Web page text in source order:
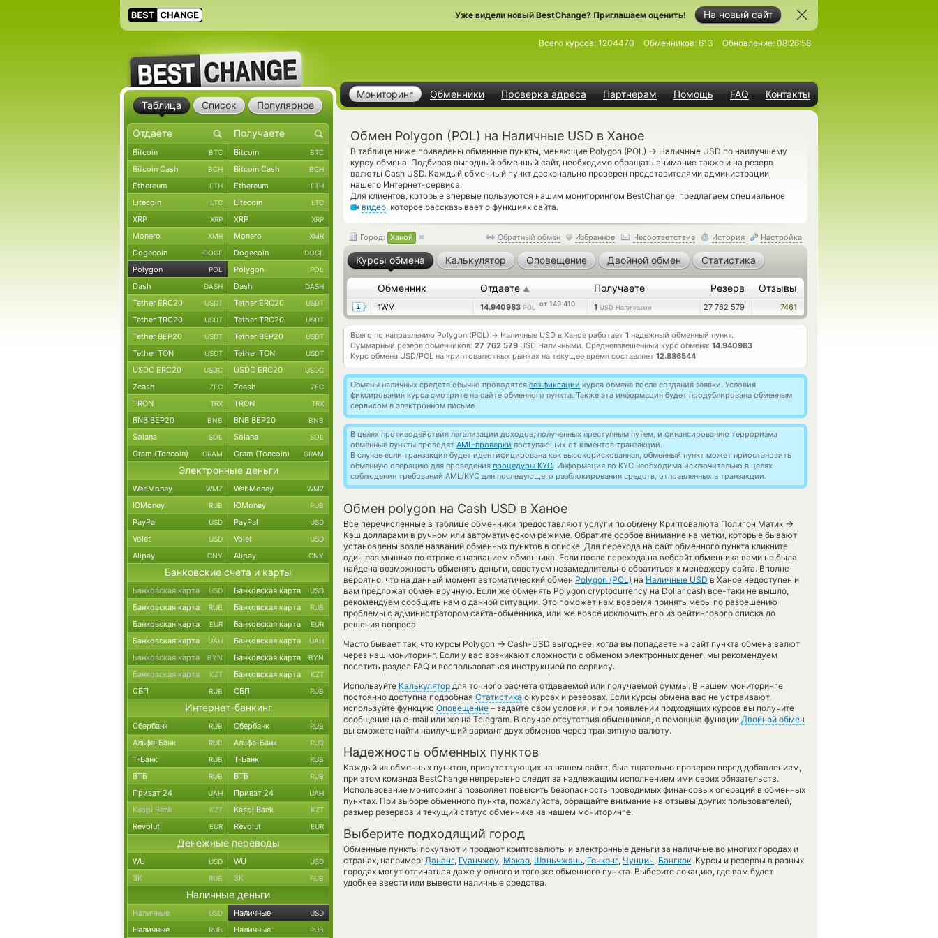
На новый сайт
Уже видели новый BestChange? Приглашаем оценить!
Мониторинг Обменники Проверка адреса Партнерам Помощь FAQ Контакты
Всего курсов: 1204470 Обменников: 613 Обновление: 08:26:58
Обмен Polygon (POL) на Наличные USD в Ханое
В таблице ниже приведены обменные пункты, меняющие Polygon (POL) → Наличные USD по наилучшему
курсу обмена. Подбирая выгодный обменный сайт, необходимо обращать внимание также и на резерв
валюты Cash USD. Каждый обменный пункт досконально проверен представителями администрации
нашего Интернет-сервиса.
Для клиентов, которые впервые пользуются нашим мониторингом BestChange, предлагаем специальное
видео, которое рассказывает о функциях сайта.
Обратный обмен Избранное Несоответствие История Настройка
Город: Ханой
Курсы обмена Калькулятор Оповещение Двойной обмен Статистика
Обменник Отдаете ▲ Получаете Резерв Отзывы
1WM 14.940983 POL от 149 410 1 USD Наличными 27 762 579 7461
Всего по направлению Polygon (POL) → Наличные USD в Ханое работает 1 надежный обменный пункт.
Суммарный резерв обменников: 27 762 579 USD Наличными. Средневзвешенный курс обмена: 14.940983
Курс обмена USD/POL на криптовалютных рынках на текущее время составляет 12.886544
Обмены наличных средств обычно проводятся без фиксации курса обмена после создания заявки. Условия
фиксирования курса смотрите на сайте обменного пункта. Также эта информация будет продублирована обменным
сервисом в электронном письме.
В целях противодействия легализации доходов, полученных преступным путем, и финансированию терроризма
обменные пункты проводят AML-проверки поступающих от клиентов транзакций.
В случае если транзакция будет идентифицирована как высокорискованная, обменный пункт может приостановить
обменную операцию для проведения процедуры KYC. Информация по KYC необходима исключительно в целях
соблюдения требований AML/KYC для последующего разблокирования средств, отправленных в транзакции.
Обмен polygon на Cash USD в Ханое
Все перечисленные в таблице обменники предоставляют услуги по обмену Криптовалюта Полигон Матик →
Кэш долларами в ручном или автоматическом режиме. Обратите особое внимание на метки, которые бывают
установлены возле названий обменных пунктов в списке. Для перехода на сайт обменного пункта кликните
один раз мышью по строке с названием обменника. Если после перехода на вебсайт обменника вами не была
найдена возможность обменять деньги, советуем незамедлительно обратиться к менеджеру сайта. Вполне
вероятно, что на данный момент автоматический обмен Polygon (POL) на Наличные USD в Ханое недоступен и
вам предложат обмен вручную. Если же обменять Polygon cryptocurrency на Dollar cash все-таки не вышло,
рекомендуем сообщить нам о данной ситуации. Это поможет нам вовремя принять меры по разрешению
проблемы с администратором сайта-обменника, или же вовсе исключить его из рейтингового списка до
решения вопроса.
Часто бывает так, что курсы Polygon → Cash-USD выгоднее, когда вы попадаете на сайт пункта обмена валют
через наш мониторинг. Если у вас возникают сложности с обменом электронных денег, мы рекомендуем
посетить раздел FAQ и воспользоваться инструкцией по сервису.
Используйте Калькулятор для точного расчета отдаваемой или получаемой суммы. В нашем мониторинге
постоянно доступна подробная Статистика о курсах и резервах. Если курсы обмена вас не устраивают,
используйте функцию Оповещение – задайте свои условия, и при появлении подходящих курсов вы получите
сообщение на e-mail или же на Telegram. В случае отсутствия обменников, с помощью функции Двойной обмен
вы сможете найти наилучший вариант двух обменов через транзитную валюту.
Надежность обменных пунктов
Каждый из обменных пунктов, присутствующих на нашем сайте, был тщательно проверен перед добавлением,
при этом команда BestChange непрерывно следит за надлежащим исполнением ими своих обязательств.
Использование мониторинга позволяет повысить безопасность проводимых финансовых операций в обменных
пунктах. При выборе обменного пункта, пожалуйста, обращайте внимание на отзывы других пользователей,
размер резервов и текущий статус обменника на нашем мониторинге.
Выберите подходящий город
Обменные пункты покупают и продают криптовалюты и электронные деньги за наличные во многих городах и
странах, например: Дананг, Гуанчжоу, Макао, Шэньчжэнь, Гонконг, Чунцин, Бангкок. Курсы и резервы в разных
городах могут отличаться даже у одного и того же обменного пункта. Выберите локацию, где вам будет
удобнее ввести или вывести наличные средства.
Таблица Список Популярное
Bitcoin BTC Bitcoin BTC
Bitcoin Cash BCH Bitcoin Cash BCH
Ethereum ETH Ethereum ETH
Litecoin LTC Litecoin LTC
XRP XRP XRP XRP
Monero XMR Monero XMR
Dogecoin DOGE Dogecoin DOGE
Polygon POL Polygon POL
Dash DASH Dash DASH
Tether ERC20 USDT Tether ERC20 USDT
Tether TRC20 USDT Tether TRC20 USDT
Tether BEP20 USDT Tether BEP20 USDT
Tether TON USDT Tether TON USDT
USDC ERC20 USDC USDC ERC20 USDC
Zcash ZEC Zcash ZEC
TRON TRX TRON TRX
BNB BEP20 BNB BNB BEP20 BNB
Solana SOL Solana SOL
Gram (Toncoin) GRAM Gram (Toncoin) GRAM
Электронные деньги
WebMoney WMZ WebMoney WMZ
ЮMoney RUB ЮMoney RUB
PayPal USD PayPal USD
Volet USD Volet USD
Alipay CNY Alipay CNY
Банковские счета и карты
Банковская карта USD Банковская карта USD
Банковская карта RUB Банковская карта RUB
Банковская карта EUR Банковская карта EUR
Банковская карта UAH Банковская карта UAH
Банковская карта BYN Банковская карта BYN
Банковская карта KZT Банковская карта KZT
СБП RUB СБП RUB
Интернет-банкинг
Сбербанк RUB Сбербанк RUB
Альфа-Банк RUB Альфа-Банк RUB
Т-Банк RUB Т-Банк RUB
ВТБ RUB ВТБ RUB
Приват 24 UAH Приват 24 UAH
Kaspi Bank KZT Kaspi Bank KZT
Revolut EUR Revolut EUR
Денежные переводы
WU USD WU USD
ЗК RUB ЗК RUB
Наличные деньги
Наличные USD Наличные USD
Наличные RUB Наличные RUB